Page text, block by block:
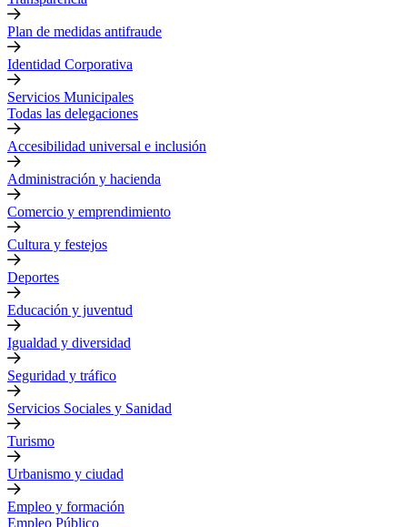
Plan de medidas antifraude
Identidad Corporativa
Servicios Municipales
Todas las delegaciones
Accesibilidad universal e inclusión
Administración y hacienda
Comercio y emprendimiento
Cultura y festejos
Deportes
Educación y juventud
Igualdad y diversidad
Seguridad y tráfico
Servicios Sociales y Sanidad
Turismo
Urbanismo y ciudad
Empleo y formación
Empleo Público